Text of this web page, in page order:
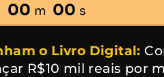
00 m 00 s
o Livro Digital:
R$10 mil reais por